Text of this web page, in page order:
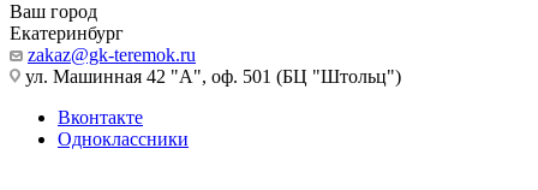
Ваш город
Екатеринбург
zakaz@gk-teremok.ru
ул. Машинная 42 "А", оф. 501 (БЦ "Штольц")
Вконтакте
Одноклассники